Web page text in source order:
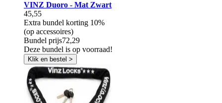
VINZ Duoro - Mat Zwart
45,55
Extra bundel korting 10%
(op accessoires)
Bundel prijs72,29
Deze bundel is op voorraad!
Klik en bestel >